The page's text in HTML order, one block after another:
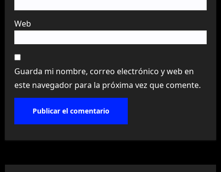
Web
Guarda mi nombre, correo electrónico y web en
este navegador para la próxima vez que comente.